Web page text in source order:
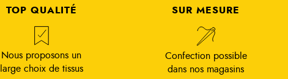
TOP QUALITÉ
Nous proposons un
large choix de tissus
SUR MESURE
Confection possible
dans nos magasins